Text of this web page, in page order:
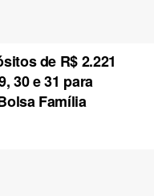
de R$ 2.221
30 e 31 para
Família